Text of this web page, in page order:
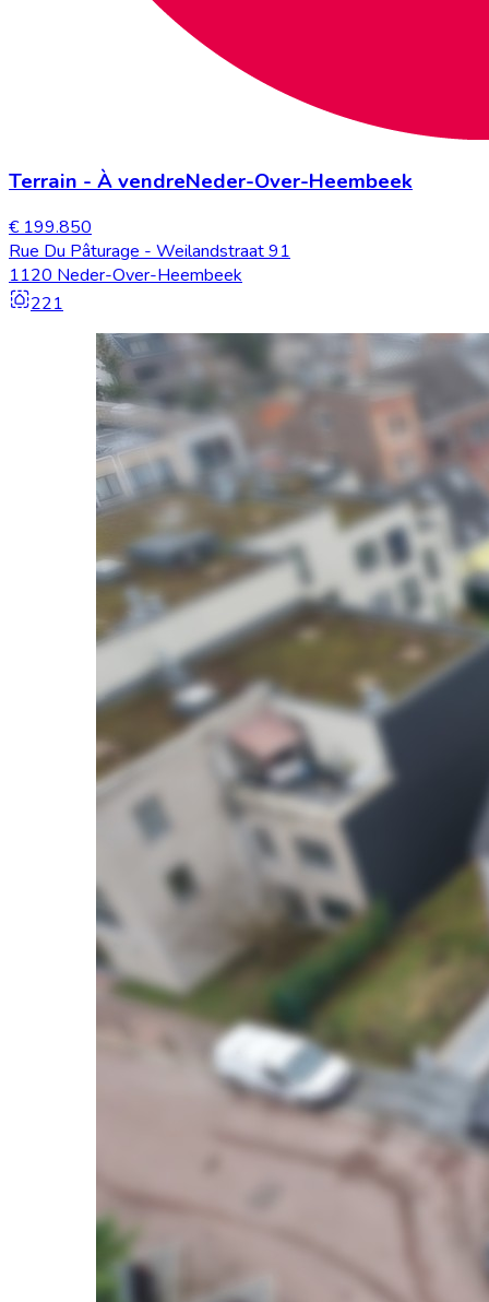
Terrain - À vendreNeder-Over-Heembeek
€ 199.850
Rue Du Pâturage - Weilandstraat 91
1120 Neder-Over-Heembeek
221